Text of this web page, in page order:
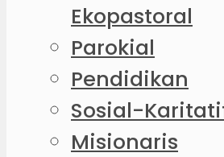
Ekopastoral
Parokial
Pendidikan
Sosial-
Misionaris